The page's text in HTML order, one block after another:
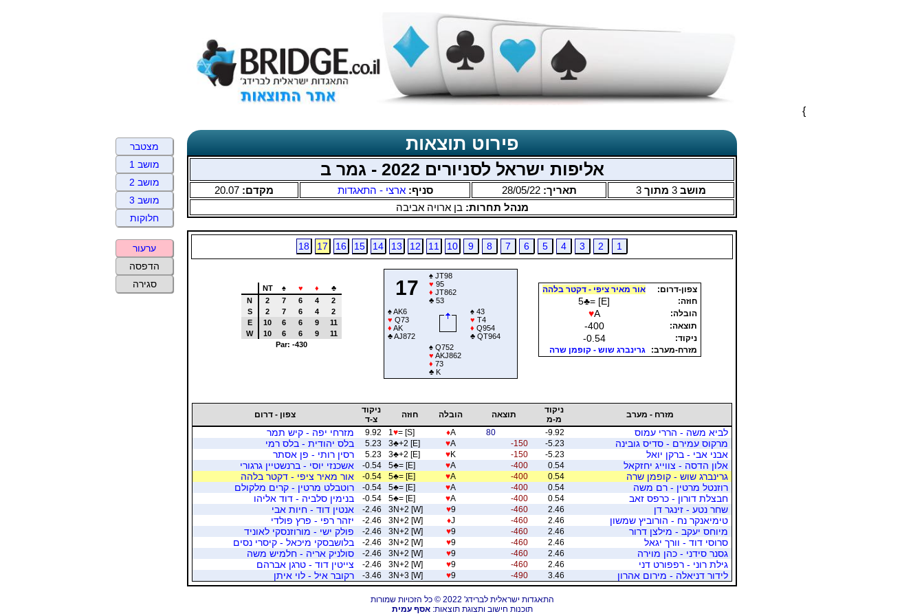
}
פירוט תוצאות
אליפות ישראל לסניורים 2022 - גמר ב
מושב 3 מתוך 3 תאריך:28/05/22 סניף:ארצי - התאגדות מקדם: 20.07
מנהל תחרות:בן ארויה אביבה
1
2
3
4
5
6
7
8
9
10
11
12
13
14
15
16
17
18
צפון-דרום:
אור מאיר ציפי - דקטר בלהה
חוזה:
5♣= [E]
הובלה: ♥A
תוצאה: -400
ניקוד: -0.54
מזרח-מערב: גרינברג שוש - קופמן שרה
17
♠ JT98
♥ 95
♦ JT862
♣ 53
♠AK6
♥ Q73
♦ AK
♣AJ872
♠ 43
♥ T4
♦ Q954
♣ QT964
♠ Q752
♥ AKJ862
♦ 73
♣ K
NT ♠ ♥ ♦
♣
N
2 7 6 4
2
S
2 7 6 4
2
E
10 6 6 9
11
W
10 6 6 9
11
Par: -430
מזרח - מערב
ניקוד
מ-מ
תוצאה הובלה חוזה
ניקוד
צ-ד
צפון - דרום
לביא משה - הררי עמוס -9.92
80
♦A
1 ♥= [S]
9.92
מזרחי יפה - קיש תמר
מרקוס עמירם - סדיס גובינה
-5.23
-150
♥A
3♣+2 [E]
5.23
בלס יהודית - בלס רמי
אבני אבי - ברקן יואל
-5.23
-150
♥K
3♣+2 [E]
5.23
רסין רותי - פן אסתר
אלון הדסה - צווייג יחזקאל
0.54
-400
♥A
5♣= [E]
-0.54
אשכנזי יוסי - ברנשטיין גרגורי
גרינברג שוש - קופמן שרה
0.54
-400
♥A
5♣= [E]
-0.54
אור מאיר ציפי - דקטר בלהה
רוזנטל מרטין - רם משה
0.54
-400
♥A
5♣= [E]
-0.54
רוטבלט מרטין - קרים מלקולם
חבצלת דורון - כרפס זאב
0.54
-400
♥A
5♣= [E]
-0.54
בנימין סלביה - דוד אליהו
שחר נטע - זינגר דן
2.46
-460
♥9
3N+2 [W]
-2.46
אנטין דוד - חיות אבי
טימיאנקר נח - הורוביץ שמשון
2.46
-460
♦J
3N+2 [W]
-2.46
יזהר רפי - פרץ פולדי
מיוחס יעקב - מילצן דרור
2.46
-460
♥9
3N+2 [W]
-2.46
פולק ישי - מורוזנסקי לאוניד
סרוסי דוד - וורך יגאל
2.46
-460
♥9
3N+2 [W]
-2.46
בלושבסקי מיכאל - קיסרי נסים
גסנר סידני - כהן מוירה
2.46
-460
♥9
3N+2 [W]
-2.46
סולניק אריה - חלמיש משה
גילת רוני - רפפורט דני
2.46
-460
♥9
3N+2 [W]
-2.46
צייטין דוד - טרגן אברהם
לידור דניאלה - מירום אהרון
3.46
-490
♥9
3N+3 [W]
-3.46 רקובר איל - לוי איתן
התאגדות ישראלית לברידג' 2022 © כל הזכויות שמורות
תוכנות חישוב ותצוגת תוצאות:אסף עמית
מצטבר
מושב 1
מושב 2
מושב 3
חלוקות
ערעור
הדפסה
סגירה